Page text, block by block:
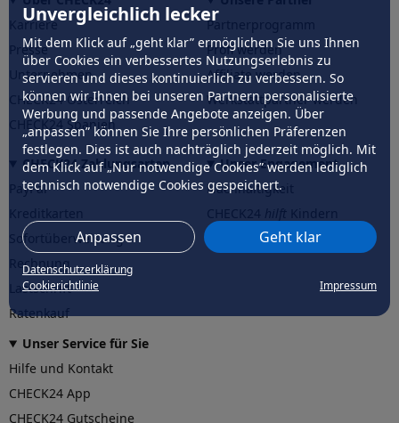
Unvergleichlich lecker
Mit dem Klick auf „geht klar” ermöglichen Sie uns Ihnen
über Cookies ein verbessertes Nutzungserlebnis zu
servieren und dieses kontinuierlich zu verbessern. So
können wir Ihnen bei unseren Partnern personalisierte
Werbung und passende Angebote anzeigen. Über
„anpassen” können Sie Ihre persönlichen Präferenzen
festlegen. Dies ist auch nachträglich jederzeit möglich. Mit
dem Klick auf „Nur notwendige Cookies” werden lediglich
technisch notwendige Cookies gespeichert.
Anpassen Geht klar
Datenschutzerklärung
Cookierichtlinie
Impressum
Karriere
Presse
Unternehmen
CHECK24 Österreich
CHECK24 Spanien
Partnerprogramm
Profi werden
Affiliate werden
Werkstattpartner werden
CHECK24 Zahlungsarten
PayPal
Sofortüberweisung
Rechnung
Lastschrift
Ratenkauf
Unser Engagement
Nachhaltigkeit
CHECK24hilftder Natur
Unser Service für Sie
Hilfe und Kontakt
CHECK24 App
CHECK24 Gutscheine